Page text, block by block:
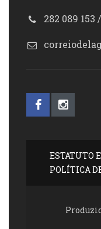
282 089 153
ESTATUTO
POLÍTICA